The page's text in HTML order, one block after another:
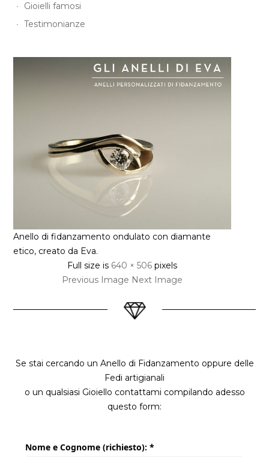
Gioielli famosi
Testimonianze
Anello di fidanzamento ondulato con diamante
etico, creato da Eva.
Full size is 640 × 506 pixels
Previous Image Next Image
Se stai cercando un Anello di Fidanzamento oppure delle
Fedi artigianali
o un qualsiasi Gioiello contattami compilando adesso
questo form:
Nome e Cognome (richiesto): *